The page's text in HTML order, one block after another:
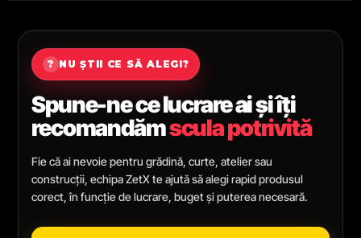
? NU ȘTII CE SĂ ALEGI?
Spune-ne ce lucrare ai și îți
recomandămscula potrivită
Fie că ai nevoie pentru grădină, curte, atelier sau
construcții, echipa ZetX te ajută să alegi rapid produsul
corect, în funcție de lucrare, buget și puterea necesară.